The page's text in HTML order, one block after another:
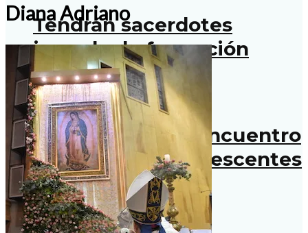
Tendrán sacerdotes
jornada de formación
Realizan primer encuentro
de líderes de adolescentes
Diana Adriano